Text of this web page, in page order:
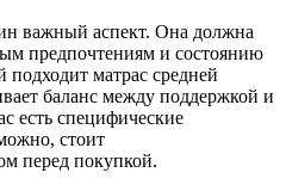
важный аспект. Она должна
предпочтениям и состоянию
подходит матрас средней
баланс между поддержкой и
есть специфические
стоит
перед покупкой.